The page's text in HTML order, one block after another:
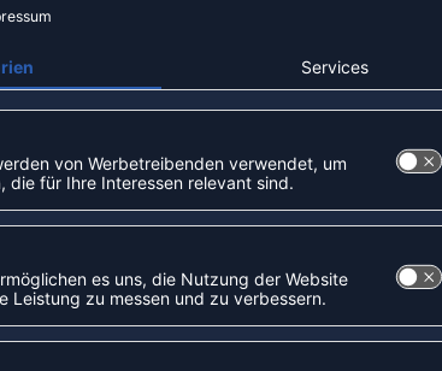
SALE